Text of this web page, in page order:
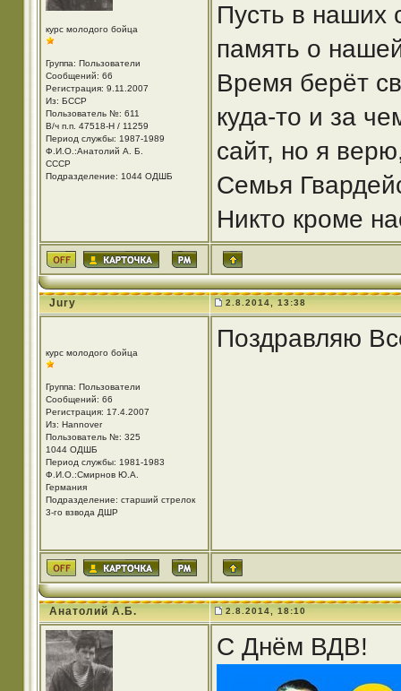
курс молодого бойца
Группа: Пользователи
Сообщений: 66
Регистрация: 9.11.2007
Из: БССР
Пользователь №: 611
В/ч п.п. 47518-Н / 11259
Период службы: 1987-1989
Ф.И.О.:Анатолий А. Б.
СССР
Подразделение: 1044 ОДШБ
Пусть в наших
память о
Время берёт
куда-то и за
сайт, но я
Семья
Никто кроме
Jury 2.8.2014, 13:38
курс молодого бойца
Группа: Пользователи
Сообщений: 66
Регистрация: 17.4.2007
Из: Hannover
Пользователь №: 325
1044 OДШБ
Период службы: 1981-1983
Ф.И.О.:Смирнов Ю.А.
Германия
Подразделение: старший стрелок
3-го взвода ДШР
Поздравляю
Анатолий А.Б. 2.8.2014, 18:10
С Днём ВДВ!